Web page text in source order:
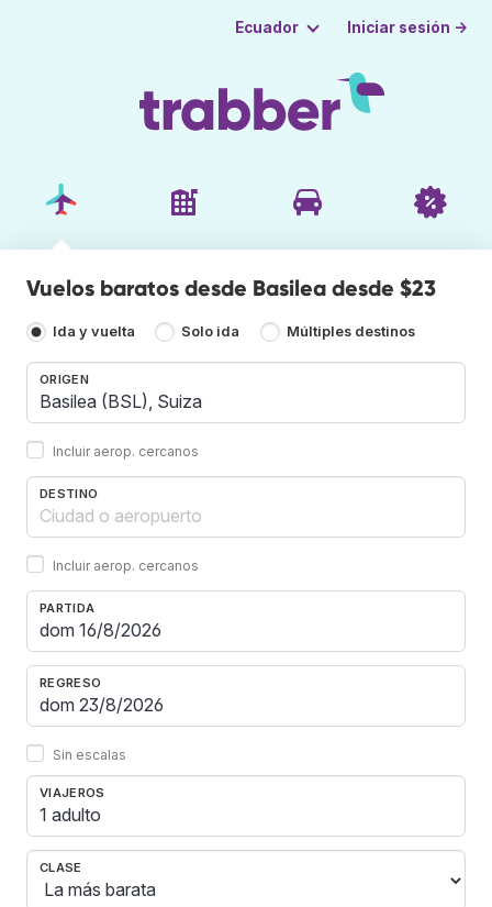
Ecuador Iniciar sesión →
Vuelos baratos desde Basilea desde $23
Ida y vuelta Solo ida Múltiples destinos
ORIGEN
Incluir aerop. cercanos
DESTINO
Incluir aerop. cercanos
PARTIDA
REGRESO
Sin escalas
VIAJEROS
1 adulto
CLASE